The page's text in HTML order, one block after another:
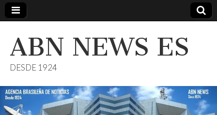
ABN NEWS ES
DESDE 1924